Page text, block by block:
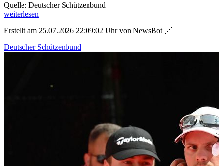
Quelle: Deutscher Schützenbund
weiterlesen
Erstellt am 25.07.2026 22:09:02 Uhr von NewsBot 🔗
Deutscher Schützenbund